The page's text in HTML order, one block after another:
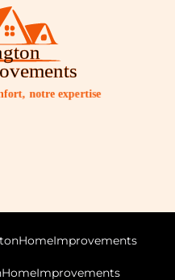
notre expertise